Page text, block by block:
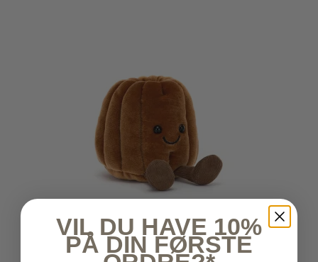
VIL DU HAVE 10%
PÅ DIN FØRSTE